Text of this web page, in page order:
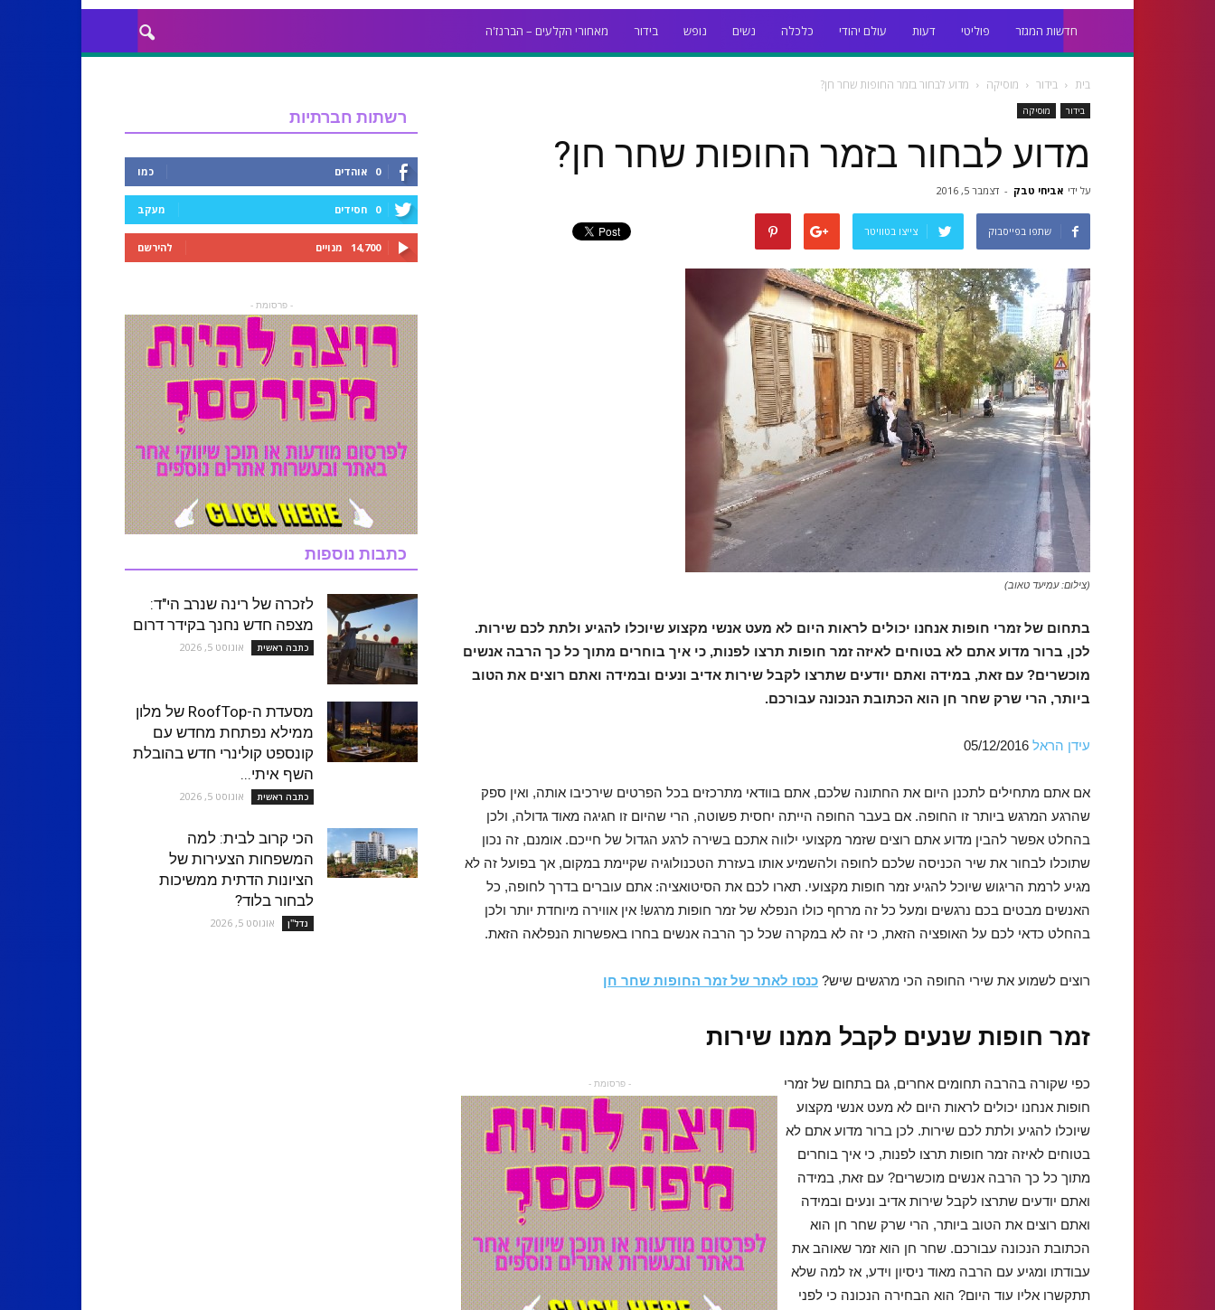
חדשות המגזר פוליטי דעות עולם יהודי כלכלה נשים נופש בידור מאחורי הקלעים – הברנז'ה
בית בידור מוסיקה מדוע לבחור בזמר החופות שחר חן?
בידור מוסיקה
מדוע לבחור בזמר החופות שחר חן?
על ידי אביחי טבק - דצמבר 5, 2016
שתפו בפייסבוק צייצו בטוויטר
(צילום: עמיעד טאוב)
בתחום של זמרי חופות אנחנו יכולים לראות היום לא מעט אנשי מקצוע שיוכלו להגיע ולתת לכם שירות.
לכן, ברור מדוע אתם לא בטוחים לאיזה זמר חופות תרצו לפנות, כי איך בוחרים מתוך כל כך הרבה אנשים
מוכשרים? עם זאת, במידה ואתם יודעים שתרצו לקבל שירות אדיב ונעים ובמידה ואתם רוצים את הטוב
ביותר, הרי שרק שחר חן הוא הכתובת הנכונה עבורכם.
עידן הראל
אם אתם מתחילים לתכנן היום את החתונה שלכם, אתם בוודאי מתרכזים בכל הפרטים שירכיבו אותה, ואין ספק
שהרגע המרגש ביותר זו החופה. אם בעבר החופה הייתה יחסית פשוטה, הרי שהיום זו חגיגה מאוד גדולה, ולכן
בהחלט אפשר להבין מדוע אתם רוצים שזמר מקצועי ילווה אתכם בשירה לרגע הגדול של חייכם. אומנם, זה נכון
שתוכלו לבחור את שיר הכניסה שלכם לחופה ולהשמיע אותו בעזרת הטכנולוגיה שקיימת במקום, אך בפועל זה לא
מגיע לרמת הריגוש שיוכל להגיע זמר חופות מקצועי. תארו לכם את הסיטואציה: אתם עוברים בדרך לחופה, כל
האנשים מבטים בכם נרגשים ומעל כל זה מרחף כולו הנפלא של זמר חופות מרגש! אין אווירה מיוחדת יותר ולכן
בהחלט כדאי לכם על האופציה הזאת, כי זה לא במקרה שכל כך הרבה אנשים בחרו באפשרות הנפלאה הזאת.
רוצים לשמוע את שירי החופה הכי מרגשים שיש? כנסו לאתר של זמר החופות שחר חן
זמר חופות שנעים לקבל ממנו שירות
- פרסומת -
כפי שקורה בהרבה תחומים אחרים, גם בתחום של זמרי
חופות אנחנו יכולים לראות היום לא מעט אנשי מקצוע
שיוכלו להגיע ולתת לכם שירות. לכן ברור מדוע אתם לא
בטוחים לאיזה זמר חופות תרצו לפנות, כי איך בוחרים
מתוך כל כך הרבה אנשים מוכשרים? עם זאת, במידה
ואתם יודעים שתרצו לקבל שירות אדיב ונעים ובמידה
ואתם רוצים את הטוב ביותר, הרי שרק שחר חן הוא
הכתובת הנכונה עבורכם. שחר חן הוא זמר שאוהב את
עבודתו ומגיע עם הרבה מאוד ניסיון וידע, אז למה שלא
תתקשרו אליו עוד היום? הוא הבחירה הנכונה כי לפני
רשתות חברתיות
0 אוהדים כמו
0 חסידים מעקב
14,700 מנויים להירשם
- פרסומת -
כתבות נוספות
לזכרה של רינה שנרב הי"ד:
מצפה חדש נחנך בקידר דרום
כתבה ראשית אוגוסט 5, 2026
מסעדת ה-RoofTop של מלון
ממילא נפתחת מחדש עם
קונספט קולינרי חדש בהובלת
השף איתי...
כתבה ראשית אוגוסט 5, 2026
הכי קרוב לבית: למה
המשפחות הצעירות של
הציונות הדתית ממשיכות
לבחור בלוד?
נדל''ן אוגוסט 5, 2026